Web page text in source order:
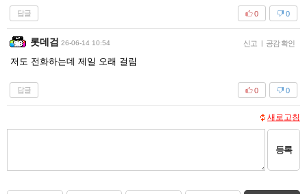
답글 0
0
롯데검 26-06-14 10:54 신고 공감 확인
저도 전화하는데 제일 오래 걸림
답글 0
0
새로고침
등록